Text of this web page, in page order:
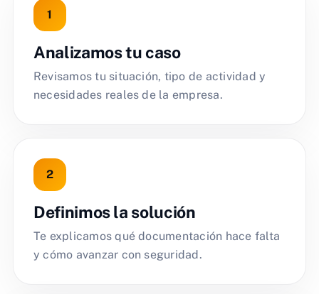
Analizamos tu caso
Revisamos tu situación, tipo de actividad y
necesidades reales de la empresa.
Definimos la solución
Te explicamos qué documentación hace falta
y cómo avanzar con seguridad.